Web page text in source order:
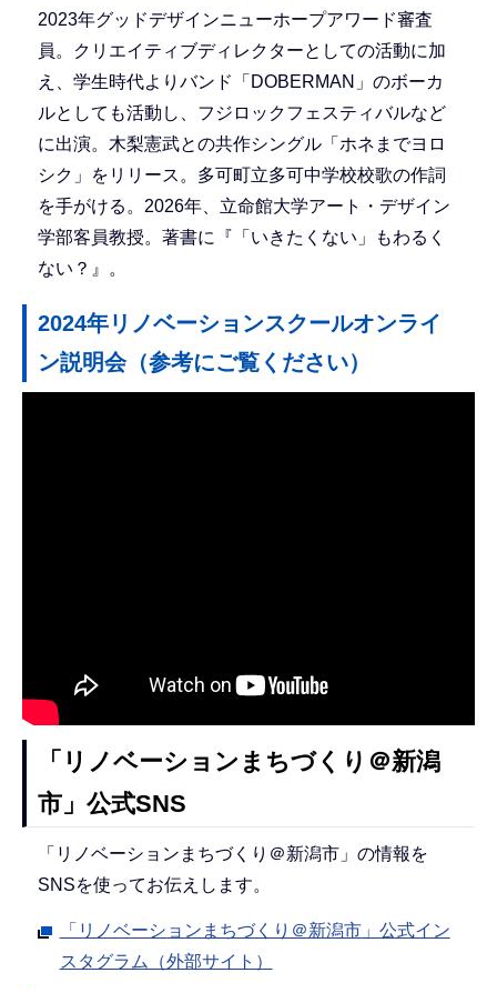
2023年グッドデザインニューホープアワード審査
員。クリエイティブディレクターとしての活動に加
え、学生時代よりバンド「DOBERMAN」のボーカ
ルとしても活動し、フジロックフェスティバルなど
に出演。木梨憲武との共作シングル「ホネまでヨロ
シク」をリリース。多可町立多可中学校校歌の作詞
を手がける。2026年、立命館大学アート・デザイン
学部客員教授。著書に『「いきたくない」もわるく
ない？』。
2024年リノベーションスクールオンライ
ン説明会（参考にご覧ください）
「リノベーションまちづくり＠新潟
市」公式SNS
「リノベーションまちづくり＠新潟市」の情報を
SNSを使ってお伝えします。
「リノベーションまちづくり＠新潟市」公式イン
スタグラム（外部サイト）